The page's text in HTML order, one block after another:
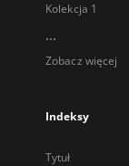
Kolekcja 1
...
Zobacz więcej
Indeksy
Tytuł